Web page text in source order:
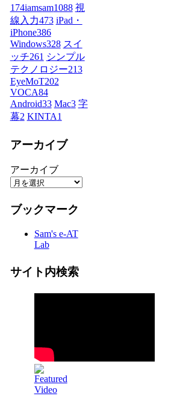
174iamsam1088 視
線入力473 iPad・
iPhone386
Windows328 スイ
ッチ261 シンプル
テクノロジー213
EyeMoT202
VOCA84
Android33 Mac3 字
幕2 KINTA1
アーカイブ
アーカイブ
ブックマーク
Sam's e-AT
Lab
サイト内検索